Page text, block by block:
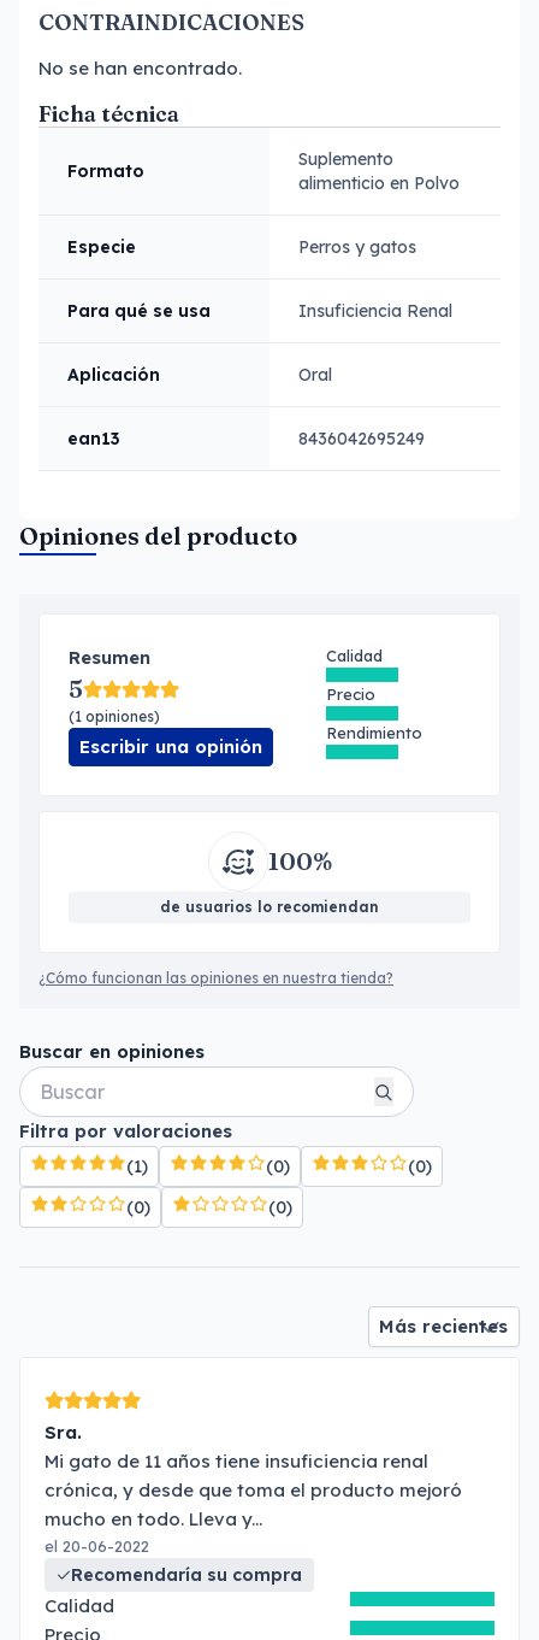
CONTRAINDICACIONES
No se han encontrado.
Ficha técnica
Formato
Suplemento
alimenticio en Polvo
Especie Perros y gatos
Para qué se usa Insuficiencia Renal
Aplicación Oral
ean13 8436042695249
Opiniones del producto
Resumen
5
(1 opiniones)
Escribir una opinión
Calidad
Precio
Rendimiento
100%
de usuarios lo recomiendan
¿Cómo funcionan las opiniones en nuestra tienda?
Buscar en opiniones
Filtra por valoraciones
(1)
(0)
(0)
(0)
(0)
Sra.
Mi gato de 11 años tiene insuficiencia renal
crónica, y desde que toma el producto mejoró
mucho en todo. Lleva y...
el 20-06-2022
Recomendaría su compra
Calidad
Precio